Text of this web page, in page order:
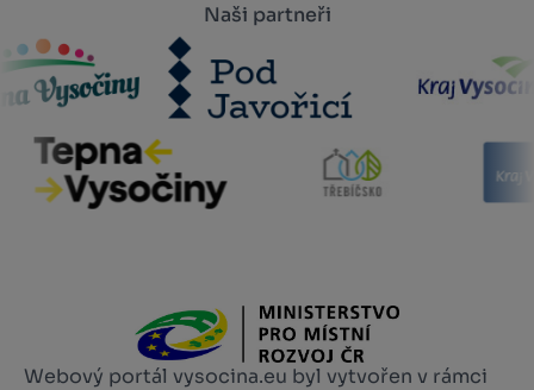
Naši partneři
Webový portál vysocina.eu byl vytvořen v rámci